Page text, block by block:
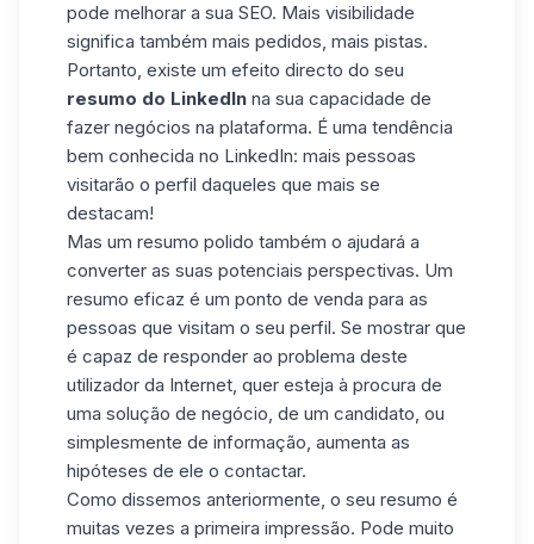
pode melhorar a sua SEO. Mais visibilidade
significa também mais pedidos, mais pistas.
Portanto, existe um efeito directo do seu
resumo do LinkedIn na sua capacidade de
fazer negócios na plataforma. É uma tendência
bem conhecida no LinkedIn: mais pessoas
visitarão o perfil daqueles que mais se
destacam!
Mas um resumo polido também o ajudará a
converter as suas potenciais perspectivas. Um
resumo eficaz é um ponto de venda para as
pessoas que visitam o seu perfil. Se mostrar que
é capaz de responder ao problema deste
utilizador da Internet, quer esteja à procura de
uma solução de negócio, de um candidato, ou
simplesmente de informação, aumenta as
hipóteses de ele o contactar.
Como dissemos anteriormente, o seu resumo é
muitas vezes a primeira impressão. Pode muito